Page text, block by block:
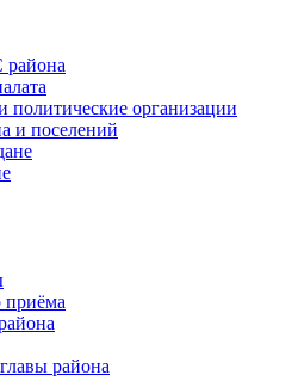
организации
и поселений
приёма
района